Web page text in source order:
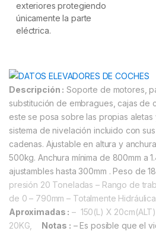
exteriores protegiendo
únicamente la parte
eléctrica.
Descripción : Soporte de motores,
substitución de embragues, cajas de
este se posa sobre las propias
sistema de nivelación incluido con
cadenas. Ajustable en altura y
500kg. Anchura mínima de 800mm a
ajustambles hasta 300mm . Peso de
presión 20 Toneladas – Rango de
de 0 – 790mm – Totalmente Hidráulica
Aproximadas : – 150(L) X
20KG,
Notas : – Es posible que el